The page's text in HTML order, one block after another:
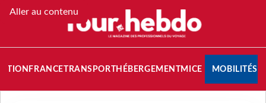
Aller au contenu
FRANCETRANSPORT HÉBERGEMENTMICE MOBILITÉS